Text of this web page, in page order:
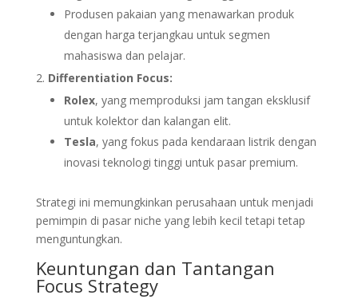
Produsen pakaian yang menawarkan produk
dengan harga terjangkau untuk segmen
mahasiswa dan pelajar.
Differentiation Focus:
Rolex, yang memproduksi jam tangan eksklusif
untuk kolektor dan kalangan elit.
Tesla, yang fokus pada kendaraan listrik dengan
inovasi teknologi tinggi untuk pasar premium.
Strategi ini memungkinkan perusahaan untuk menjadi
pemimpin di pasar niche yang lebih kecil tetapi tetap
menguntungkan.
Keuntungan dan Tantangan
Focus Strategy